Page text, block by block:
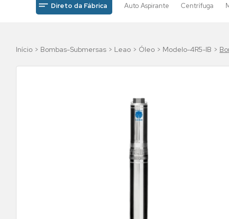
Direto da Fábrica Auto Aspirante Centrífuga
Bombas-Submersas Leao Óleo Modelo-4R5-IB
drenagem